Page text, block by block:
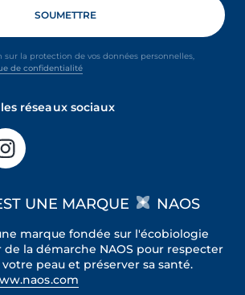
sur la protection de vos données personnelles,
de confidentialité
réseaux sociaux
UNE MARQUE NAOS
marque fondée sur l'écobiologie
de la démarche NAOS pour respecter
peau et préserver sa santé.